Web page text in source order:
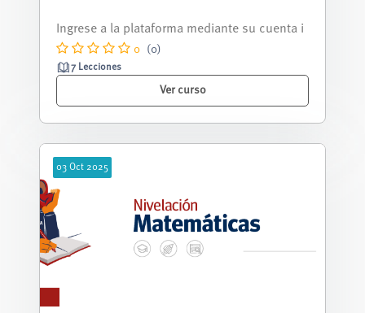
septiembre 2025 - febrero 2026.
0 (0)
7 Lecciones
Ver curso
03 Oct 2025